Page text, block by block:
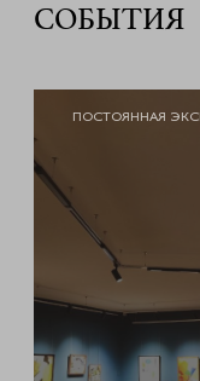
СОБЫТИЯ
ПОСТОЯННАЯ